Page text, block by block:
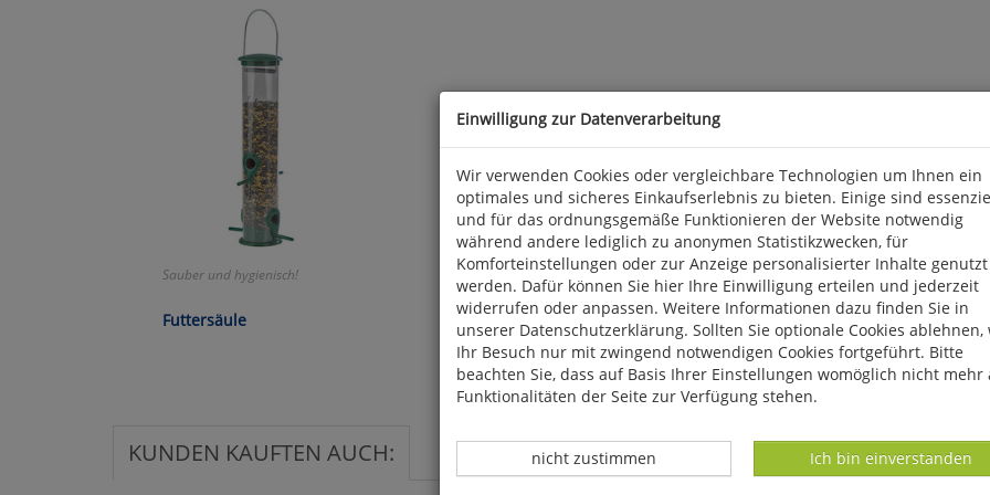
Sauber und hygienisch!
Futtersäule
KUNDEN KAUFTEN AUCH:
Einwilligung zur Datenverarbeitung
Wir verwenden Cookies oder vergleichbare Technologien um Ihnen ein
optimales und sicheres Einkaufserlebnis zu bieten. Einige sind
und für das ordnungsgemäße Funktionieren der Website notwendig
während andere lediglich zu anonymen Statistikzwecken, für
Komforteinstellungen oder zur Anzeige personalisierter Inhalte genutzt
werden. Dafür können Sie hier Ihre Einwilligung erteilen und jederzeit
widerrufen oder anpassen. Weitere Informationen dazu finden Sie in
unserer Datenschutzerklärung. Sollten Sie optionale Cookies ablehnen,
Ihr Besuch nur mit zwingend notwendigen Cookies fortgeführt. Bitte
beachten Sie, dass auf Basis Ihrer Einstellungen womöglich nicht mehr
Funktionalitäten der Seite zur Verfügung stehen.
Datenverarbeitung -
Ich bin einverstanden
Datenverarbeitung -
nicht zustimmen